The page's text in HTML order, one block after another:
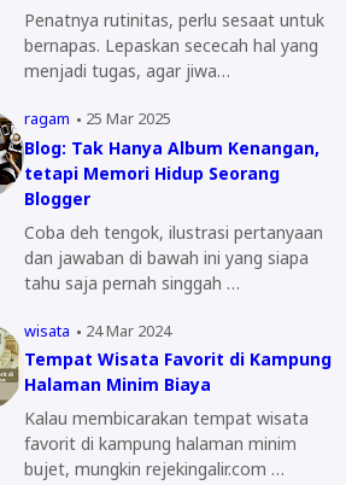
Penatnya rutinitas, perlu sesaat untuk
bernapas. Lepaskan sececah hal yang
menjadi tugas, agar jiwa…
ragam 25 Mar 2025
Blog: Tak Hanya Album Kenangan,
tetapi Memori Hidup Seorang
Blogger
Coba deh tengok, ilustrasi pertanyaan
dan jawaban di bawah ini yang siapa
tahu saja pernah singgah …
wisata 24 Mar 2024
Tempat Wisata Favorit di Kampung
Halaman Minim Biaya
Kalau membicarakan tempat wisata
favorit di kampung halaman minim
bujet, mungkin rejekingalir.com …